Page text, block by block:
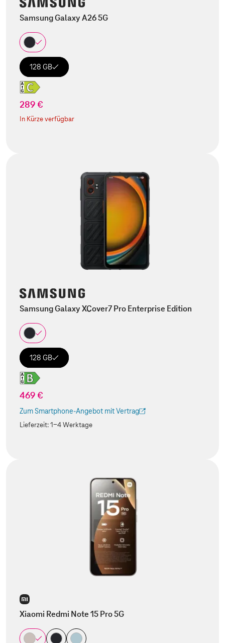
Samsung Galaxy A26 5G
128 GB
289 €
In Kürze verfügbar
Samsung Galaxy XCover7 Pro Enterprise Edition
128 GB
469 €
Zum Smartphone-Angebot mit Vertrag
(Der Link wird in einem neuen Tab geöffnet)
Lieferzeit:1-4 Werktage
Xiaomi Redmi Note 15 Pro 5G